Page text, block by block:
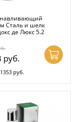
Сталь и шелк
де Люкс 5.2
руб.
руб.